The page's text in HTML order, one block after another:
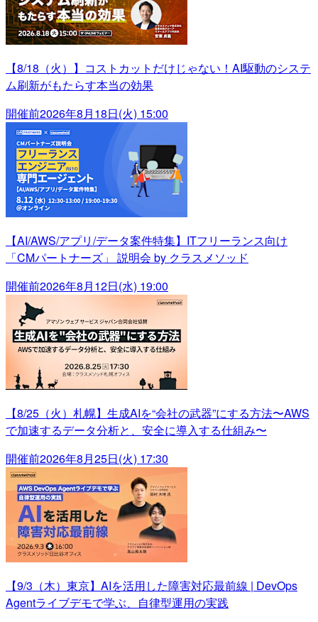
【8/18（火）】コストカットだけじゃない！AI駆動のシステ
ム刷新がもたらす本当の効果
開催前2026年8月18日(火) 15:00
【AI/AWS/アプリ/データ案件特集】ITフリーランス向け
「CMパートナーズ」 説明会 by クラスメソッド
開催前2026年8月12日(水) 19:00
【8/25（火）札幌】生成AIを“会社の武器”にする方法〜AWS
で加速するデータ分析と、安全に導入する仕組み〜
開催前2026年8月25日(火) 17:30
【9/3（木）東京】AIを活用した障害対応最前線 | DevOps
Agentライブデモで学ぶ、自律型運用の実践